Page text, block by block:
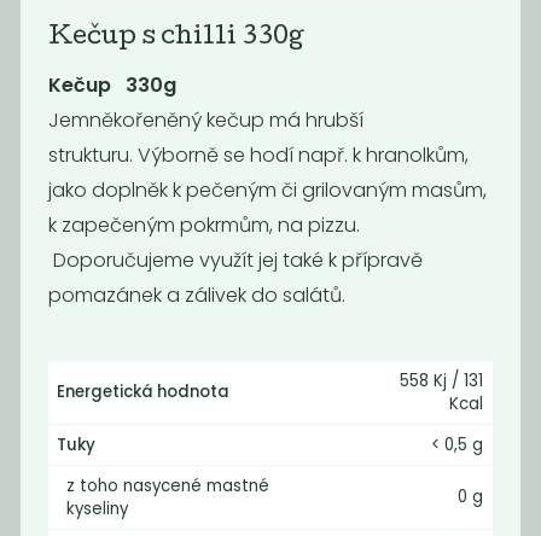
Dýňové čatní s
65Kč 21Kč
Paštika s hlívou
59Kč
Kečup s chilli 330g
Kečup 330g
Jemněkořeněný kečup má hrubší
strukturu. Výborně se hodí např. k hranolkům,
jako doplněk k pečeným či grilovaným masům,
k zapečeným pokrmům, na pizzu.
Doporučujeme využít jej také k přípravě
pomazánek a zálivek do salátů.
Energetická hodnota
558 Kj / 131
Kcal
Tuky
< 0,5 g
z toho nasycené mastné
kyseliny
0 g